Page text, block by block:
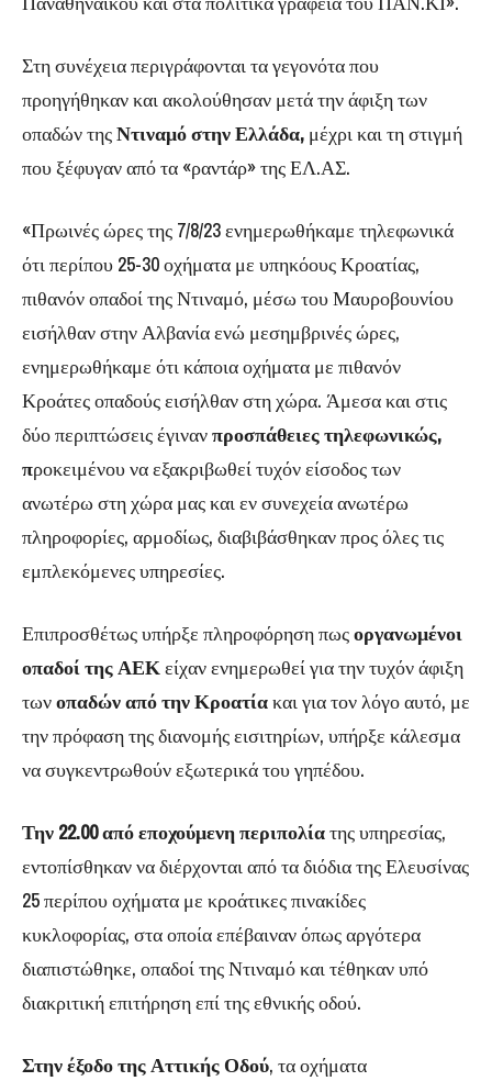
Στη συνέχεια περιγράφονται τα γεγονότα που
προηγήθηκαν και ακολούθησαν μετά την άφιξη των
οπαδών τηςΝτιναμό στην Ελλάδα, μέχρι και τη στιγμή
που ξέφυγαν από τα «ραντάρ» της ΕΛ.ΑΣ.
«Πρωινές ώρες της 7/8/23 ενημερωθήκαμε τηλεφωνικά
ότι περίπου 25-30 οχήματα με υπηκόους Κροατίας,
πιθανόν οπαδοί της Ντιναμό, μέσω του Μαυροβουνίου
εισήλθαν στην Αλβανία ενώ μεσημβρινές ώρες,
ενημερωθήκαμε ότι κάποια οχήματα με πιθανόν
Κροάτες οπαδούς εισήλθαν στη χώρα. Άμεσα και στις
δύο περιπτώσεις έγινανπροσπάθειες τηλεφωνικώς,
προκειμένου να εξακριβωθεί τυχόν είσοδος των
ανωτέρω στη χώρα μας και εν συνεχεία ανωτέρω
πληροφορίες, αρμοδίως, διαβιβάσθηκαν προς όλες τις
εμπλεκόμενες υπηρεσίες.
Επιπροσθέτως υπήρξε πληροφόρηση πωςοργανωμένοι
οπαδοί της ΑΕΚείχαν ενημερωθεί για την τυχόν άφιξη
τωνοπαδών από την Κροατίακαι για τον λόγο αυτό, με
την πρόφαση της διανομής εισιτηρίων, υπήρξε κάλεσμα
να συγκεντρωθούν εξωτερικά του γηπέδου.
Την 22.00 από εποχούμενη περιπολίατης υπηρεσίας,
εντοπίσθηκαν να διέρχονται από τα διόδια της Ελευσίνας
25 περίπου οχήματα με κροάτικες πινακίδες
κυκλοφορίας, στα οποία επέβαιναν όπως αργότερα
διαπιστώθηκε, οπαδοί της Ντιναμό και τέθηκαν υπό
διακριτική επιτήρηση επί της εθνικής οδού.
Στην έξοδο της Αττικής Οδού, τα οχήματα